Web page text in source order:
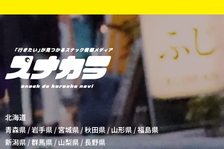
北海道
青森県/岩手県/宮城県/秋田県 / 山形県/福島県
新潟県/群馬県 / 山梨県 /長野県